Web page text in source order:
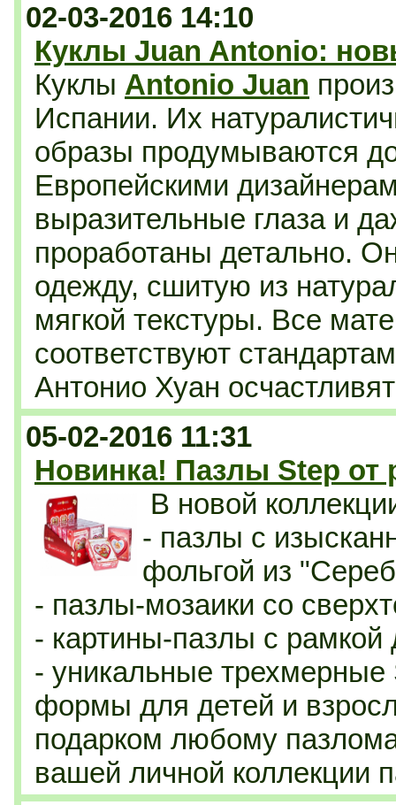
02-03-2016 14:10
Куклы Juan Antonio:
Куклы Antonio Juan
Испании. Их
образы продумываются
Европейскими
выразительные глаза и
проработаны детально.
одежду, сшитую из
мягкой текстуры. Все
соответствуют
Антонио Хуан
05-02-2016 11:31
Новинка! Пазлы Step от
В новой
- пазлы с
фольгой из
- пазлы-мозаики со
- картины-пазлы с
- уникальные
формы для детей и
подарком любому
вашей личной коллекции